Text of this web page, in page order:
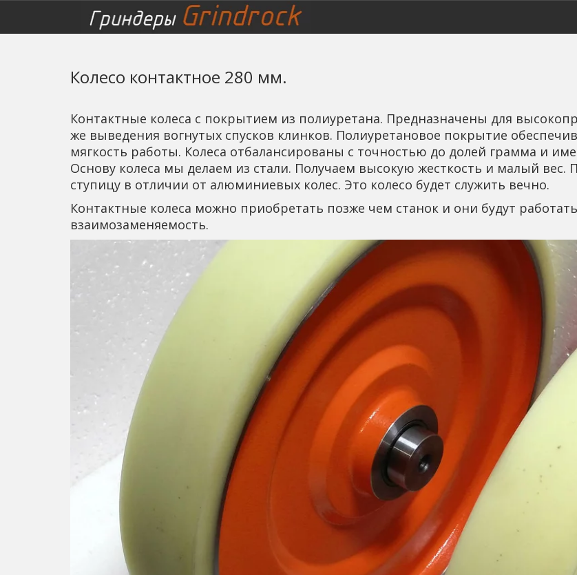
Колесо контактное 280 мм.
Контактные колеса с покрытием из полиуретана. Предназначены для
же выведения вогнутых спусков клинков. Полиуретановое покрытие
мягкость работы. Колеса отбалансированы с точностью до долей грамма и
Основу колеса мы делаем из стали. Получаем высокую жесткость и малый
ступицу в отличии от алюминиевых колес. Это колесо будет служить вечно.
Контактные колеса можно приобретать позже чем станок и они будут
взаимозаменяемость.